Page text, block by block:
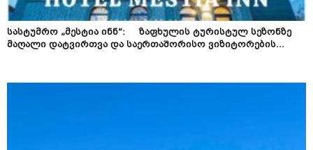
სასტუმრო „მესტია ინნ“: ზაფხულის ტურისტულ სეზონზე
მაღალი დატვირთვა და საერთაშორისო ვიზიტორების...